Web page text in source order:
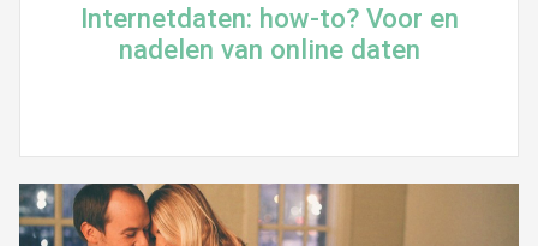
Internetdaten: how-to? Voor en
nadelen van online daten